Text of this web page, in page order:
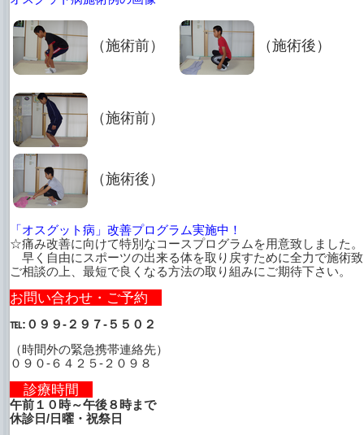
（施術前） （施術後）
（施術前）
（施術後）
「オスグット病」改善プログラム実施中！
☆痛み改善に向けて特別なコースプログラムを用意致しました。
早く自由にスポーツの出来る体を取り戻すために全力で施術
ご相談の上、最短で良くなる方法の取り組みにご期待下さい。
お問い合わせ・ご予約
℡:０９９-２９７-５５０２
（時間外の緊急携帯連絡先）
０９０-６４２５-２０９８
診療時間
午前１０時～午後８時まで
休診日/日曜・祝祭日